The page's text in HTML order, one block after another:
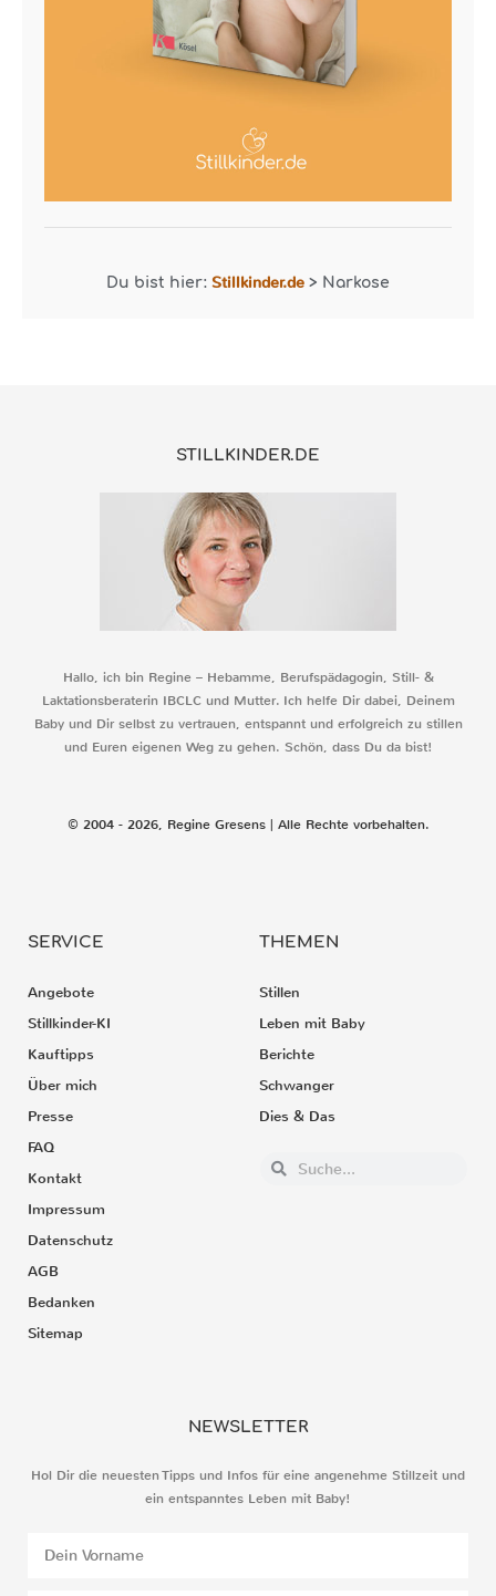
Du bist hier: Stillkinder.de > Narkose
STILLKINDER.DE
Hallo, ich bin Regine – Hebamme, Berufspädagogin, Still- &
Laktationsberaterin IBCLC und Mutter. Ich helfe Dir dabei, Deinem
Baby und Dir selbst zu vertrauen, entspannt und erfolgreich zu stillen
und Euren eigenen Weg zu gehen. Schön, dass Du da bist!
© 2004 - 2026, Regine Gresens | Alle Rechte vorbehalten.
SERVICE
Angebote
Stillkinder-KI
Kauftipps
Über mich
Presse
FAQ
Kontakt
Impressum
Datenschutz
AGB
Bedanken
Sitemap
THEMEN
Stillen
Leben mit Baby
Berichte
Schwanger
Dies & Das
NEWSLETTER
Hol Dir die neuesten Tipps und Infos für eine angenehme Stillzeit und
ein entspanntes Leben mit Baby!